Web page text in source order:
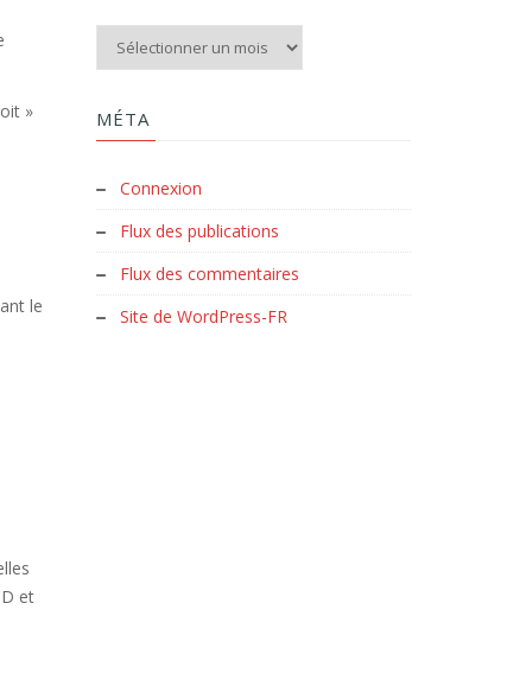
»
le
et
Aux archives du Clud :
MÉTA
Connexion
Flux des publications
Flux des commentaires
Site de WordPress-FR